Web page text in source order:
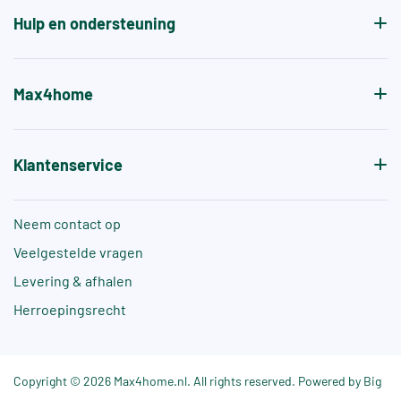
Hulp en ondersteuning
Max4home
Klantenservice
Neem contact op
Veelgestelde vragen
Levering & afhalen
Herroepingsrecht
Copyright © 2026 Max4home.nl. All rights reserved. Powered by Big